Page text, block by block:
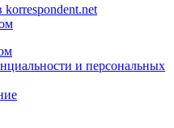
и персональных